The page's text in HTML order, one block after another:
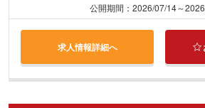
公開期間：2026/07/14～
求人情報詳細へ